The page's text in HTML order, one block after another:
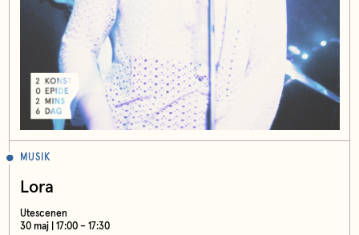
MUSIK
Lora
Utescenen
30 maj | 17:00 – 17:30